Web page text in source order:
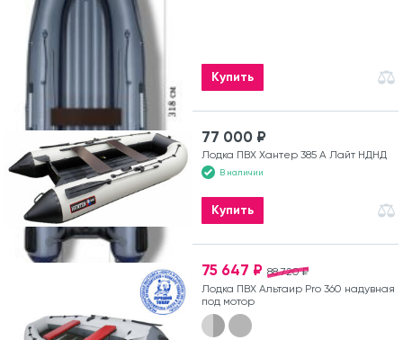
Купить
77 000 ₽
Лодка ПВХ Хантер 385 А Лайт НДНД
В наличии
Купить
88 720 ₽
75 647 ₽
Лодка ПВХ Альтаир Pro 360 надувная
под мотор